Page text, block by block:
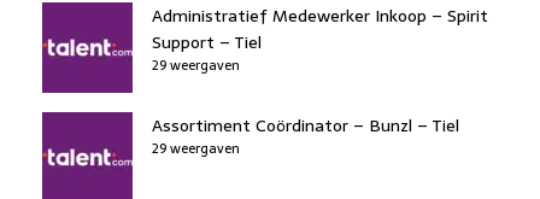
Administratief Medewerker Inkoop – Spirit
Support – Tiel
29 weergaven
Assortiment Coördinator – Bunzl – Tiel
29 weergaven